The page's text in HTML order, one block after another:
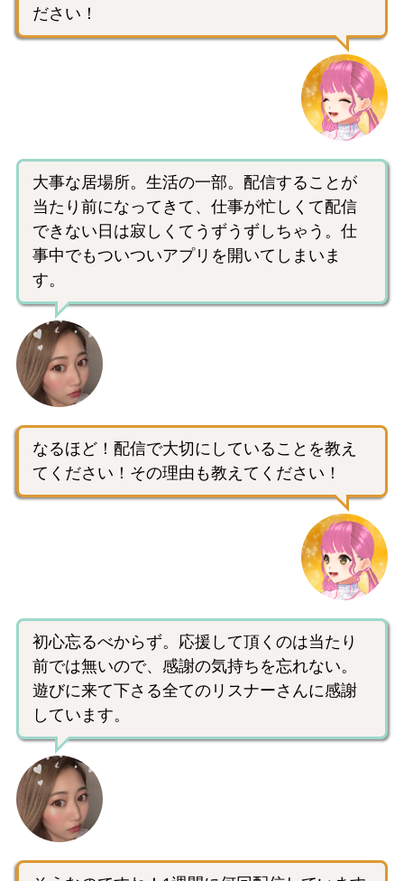
ださい！
大事な居場所。生活の一部。配信することが
当たり前になってきて、仕事が忙しくて配信
できない日は寂しくてうずうずしちゃう。仕
事中でもついついアプリを開いてしまいま
す。
なるほど！配信で大切にしていることを教え
てください！その理由も教えてください！
初心忘るべからず。応援して頂くのは当たり
前では無いので、感謝の気持ちを忘れない。
遊びに来て下さる全てのリスナーさんに感謝
しています。